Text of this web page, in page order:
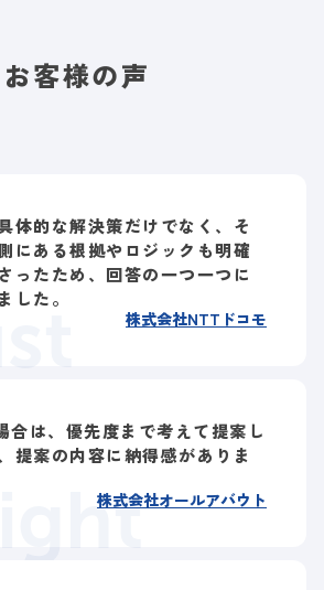
お客様の声
体的な解決策だけでなく、そ
にある根拠やロジックも明確
ったため、回答の一つ一つに
した。
株式会社NTTドコモ
合は、優先度まで考えて提案し
提案の内容に納得感がありま
株式会社オールアバウト